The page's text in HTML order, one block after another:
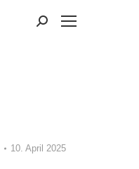
Suchen:
10. April 2025